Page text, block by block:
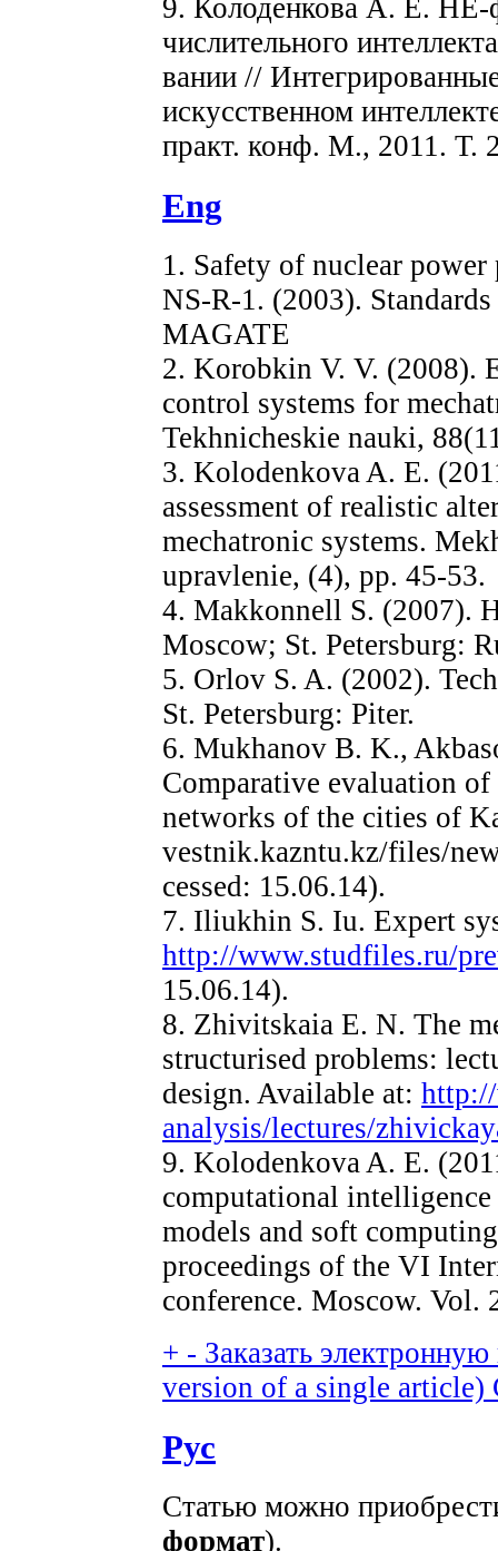
9. Колоденкова А. Е.
числительного
вании //
искусственном
практ. конф. М., 2011. Т.
Eng
1. Safety of nuclear
NS-R-1. (2003).
MAGATE
2. Korobkin V. V. (2008).
control systems for
Tekhnicheskie nauki,
3. Kolodenkova A. E.
assessment of realistic
mechatronic systems.
upravlenie, (4), pp. 45-53.
4. Makkonnell S. (2007).
Moscow; St. Petersburg:
5. Orlov S. A. (2002).
St. Petersburg: Piter.
6. Mukhanov B. K.,
Comparative evaluation
networks of the cities of
vestnik.kazntu.kz/files/
cessed: 15.06.14).
7. Iliukhin S. Iu. Expert
http://www.studfiles.ru/
15.06.14).
8. Zhivitskaia E. N. The
structurised problems:
design. Available at:
analysis/lectures/
9. Kolodenkova A. E.
computational
models and soft
proceedings of the VI
conference. Moscow. Vol.
+ - Заказать
version of a single article)
Рус
Статью можно
формат).